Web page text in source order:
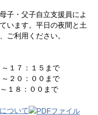
子・父子自立支援員によ
います。平日の夜間と土
ご利用ください。
：１５まで
２０：００まで
８：００まで
ついて